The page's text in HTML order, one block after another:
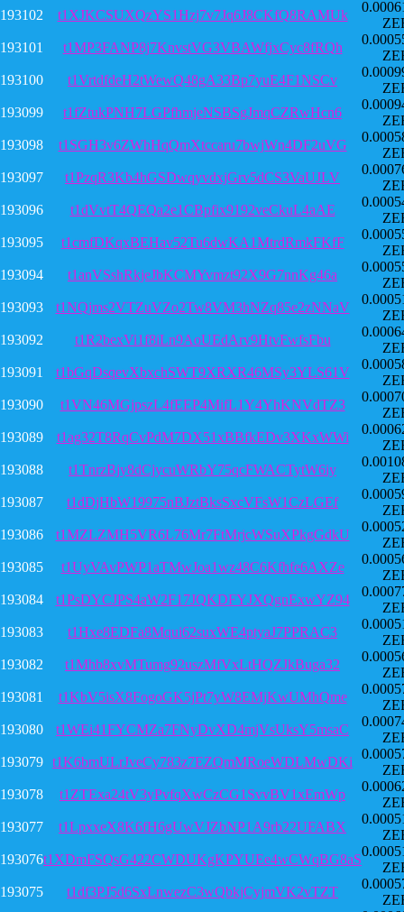
193102
t1XJKCSUXQzYS1Hzj7v7Jq6J8CKfQ8RAMUk
193101
t1MP3FANP8j7KnvstVG3VBAWfjxCyc8fRQh
193100
t1VrtdfdeH2tWewQ48gA33Bp7yuE4F1NSCv
193099
t1fZtukPNH7LGPfhmjeNSBSgJmqCZRwHcn6
193098
t1SGH3v6ZWhHqQmXtccaru7bwjWn4DF2uVG
193097
t1PzqR3Kb4hGSDwqyvdxjGrv5dCS3VaUJLV
193096
t1dVvtT4QEQa2e1CBpfix9192veCkuL4aAE
193095
t1cmfDKqxBEHav52Tu6dwKA1MtrdRmkFKfF
193094
t1anVSshRkjeJbKCMYvmzt92X9G7nnKg46a
193093
t1NQjms2VTZuVZo2Tw8VM3hNZq85e2zNNaV
193092
t1R2bexVi1f8iLn9AoUEdArv9HtvFwfsFbu
193091
t1bGqDsqevXbxchSWT9XRXR46MSy3YLS61V
193090
t1VN46MGjpszL4fEEP4MifL1Y4YhKNVdTZ3
193089
t1ag32T8RqCvPdM7DX51xBBfkEDv3XKxWWi
193088
t1TnrzBjy8dCjycuWRbY75qcFWACTytW6iy
193087
t1dDjHbW19975nBJztBksSxcVFsW1CzLGEf
193086
t1MZLZMH5VR6L76Mr7FtMrjcWSuXPkgGdkU
193085
t1UyVAvPWP1aTMwJoa1wz48C6Kfhfe6AXZe
193084
t1PsDYCJPS4aW2F17JQKDFYJXQgnExwYZ94
193083
t1Hxe8EDFa8Mqui62suxWE4ptyaJ7PPRAC3
193082
t1Mhb8xvMTumg92uszMfVxLtHQZJkBuga32
193081
t1KbV5isX8FogoGK5jPt7yW8EMjKwUMhQme
193080
t1WEi41FYCMZa7FNyDvXD4mjVsUksY5msaC
193079 t1K6bmULrJveCy783z7EZQmMRoeWDLMwDKi
193078
t1ZTExa24tV3yPvfqXwCzCG1SvvBV1xEmWp
193077
t1LpxxeX8K6fH6gUwVJZbNP1A9rb22UFABX
193076t1XDmFSQsG422CWDUKgKPYUEe4wCWqBG8aS
193075
t1df3PJ5d6SxLnwezC3wQbkjCyjmVK2vTZT